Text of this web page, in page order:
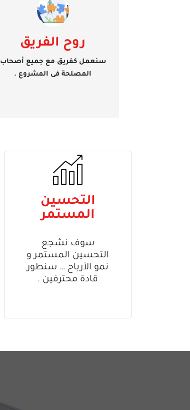
روح الفريق
سنعمل كفريق مع جميع أصحاب
المصلحة فى المشروع .
التحسين
المستمر
سوف نشجع
التحسين المستمر و
نمو الأرباح … سنطور
قادة محترفين .